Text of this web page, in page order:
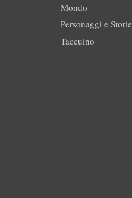
Mondo
Personaggi e Storie
Taccuino